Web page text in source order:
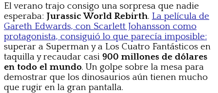
El verano trajo consigo una sorpresa que nadie
esperaba: Jurassic World Rebirth. La película de
Gareth Edwards, con Scarlett Johansson como
protagonista, consiguió lo que parecía imposible:
superar a Superman y a Los Cuatro Fantásticos en
taquilla y recaudar casi 900 millones de dólares
en todo el mundo. Un golpe sobre la mesa para
demostrar que los dinosaurios aún tienen mucho
que rugir en la gran pantalla.